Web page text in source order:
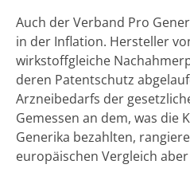
Auch der Verband Pro
in der Inflation. Hersteller
wirkstoffgleiche
deren Patentschutz
Arzneibedarfs der
Gemessen an dem, was die
Generika bezahlten,
europäischen Vergleich